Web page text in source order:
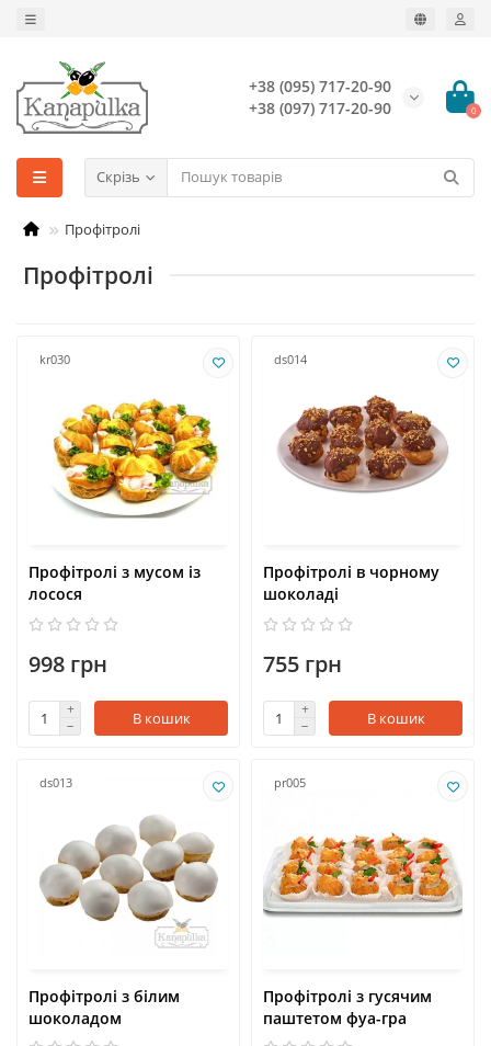
+38 (095) 717-20-90
+38 (097) 717-20-90
0
Скрізь
Профітролі
Профітролі
kr030
Профітролі з мусом із
лосося
998 грн
В кошик
ds014
Профітролі в чорному
шоколаді
755 грн
В кошик
ds013
Профітролі з білим
шоколадом
pr005
Профітролі з гусячим
паштетом фуа-гра